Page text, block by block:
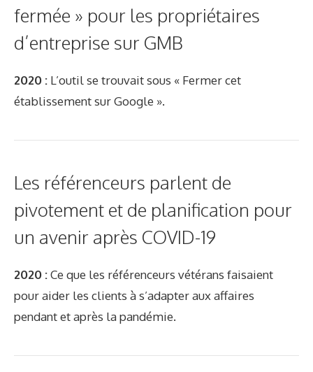
fermée » pour les propriétaires
d’entreprise sur GMB
2020 : L’outil se trouvait sous « Fermer cet
établissement sur Google ».
Les référenceurs parlent de
pivotement et de planification pour
un avenir après COVID-19
2020 :Ce que les référenceurs vétérans faisaient
pour aider les clients à s’adapter aux affaires
pendant et après la pandémie.